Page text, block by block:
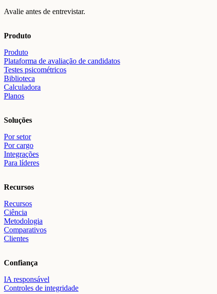
Avalie antes de entrevistar.
Produto
Produto
Plataforma de avaliação de candidatos
Testes psicométricos
Biblioteca
Calculadora
Planos
Soluções
Por setor
Por cargo
Integrações
Para líderes
Recursos
Recursos
Ciência
Metodologia
Comparativos
Clientes
Confiança
IA responsável
Controles de integridade